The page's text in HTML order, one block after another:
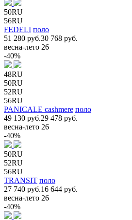
50RU
56RU
FEDELI поло
51 280 руб.30 768 руб.
весна-лето 26
-40%
48RU
50RU
52RU
56RU
PANICALE cashmere поло
49 130 руб.29 478 руб.
весна-лето 26
-40%
50RU
52RU
56RU
TRANSIT поло
27 740 руб.16 644 руб.
весна-лето 26
-40%